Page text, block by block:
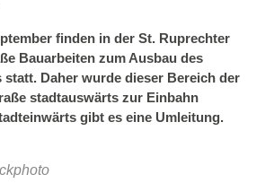
finden in der St. Ruprechter
Bauarbeiten zum Ausbau des
statt. Daher wurde dieser Bereich der
stadtauswärts zur Einbahn
gibt es eine Umleitung.